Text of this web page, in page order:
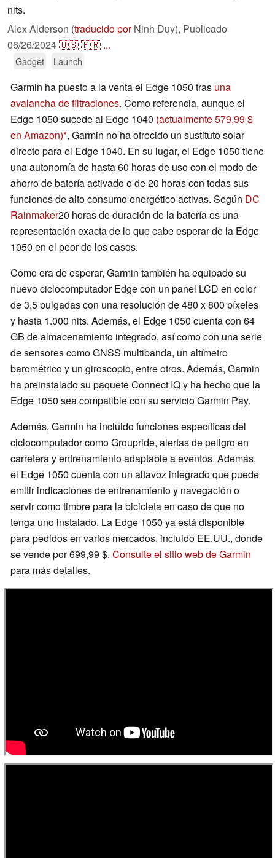
nits.
Alex Alderson (traducido porNinh Duy), Publicado
06/26/2024🇺🇸🇫🇷 ...
Gadget Launch
Garmin ha puesto a la venta el Edge 1050 tras una
avalancha de filtraciones. Como referencia, aunque el
Edge 1050 sucede al Edge 1040 (actualmente 579,99 $
en Amazon) , Garmin no ha ofrecido un sustituto solar
directo para el Edge 1040. En su lugar, el Edge 1050 tiene
una autonomía de hasta 60 horas de uso con el modo de
ahorro de batería activado o de 20 horas con todas sus
funciones de alto consumo energético activas. Según DC
Rainmaker20 horas de duración de la batería es una
representación exacta de lo que cabe esperar de la Edge
1050 en el peor de los casos.
Como era de esperar, Garmin también ha equipado su
nuevo ciclocomputador Edge con un panel LCD en color
de 3,5 pulgadas con una resolución de 480 x 800 píxeles
y hasta 1.000 nits. Además, el Edge 1050 cuenta con 64
GB de almacenamiento integrado, así como con una serie
de sensores como GNSS multibanda, un altímetro
barométrico y un giroscopio, entre otros. Además, Garmin
ha preinstalado su paquete Connect IQ y ha hecho que la
Edge 1050 sea compatible con su servicio Garmin Pay.
Además, Garmin ha incluido funciones específicas del
ciclocomputador como Groupride, alertas de peligro en
carretera y entrenamiento adaptable a eventos. Además,
el Edge 1050 cuenta con un altavoz integrado que puede
emitir indicaciones de entrenamiento y navegación o
servir como timbre para la bicicleta en caso de que no
tenga uno instalado. La Edge 1050 ya está disponible
para pedidos en varios mercados, incluido EE.UU., donde
se vende por 699,99 $. Consulte el sitio web de Garmin
para más detalles.